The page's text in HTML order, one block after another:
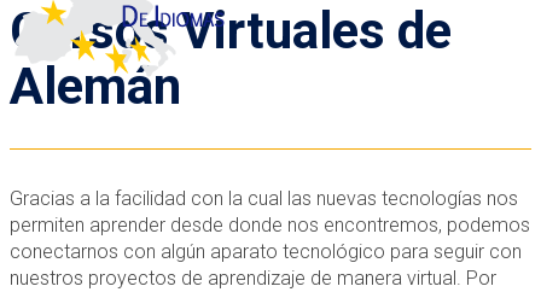
Cursos Virtuales de
Alemán
Gracias a la facilidad con la cual las nuevas tecnologías nos
permiten aprender desde donde nos encontremos, podemos
conectarnos con algún aparato tecnológico para seguir con
nuestros proyectos de aprendizaje de manera virtual. Por